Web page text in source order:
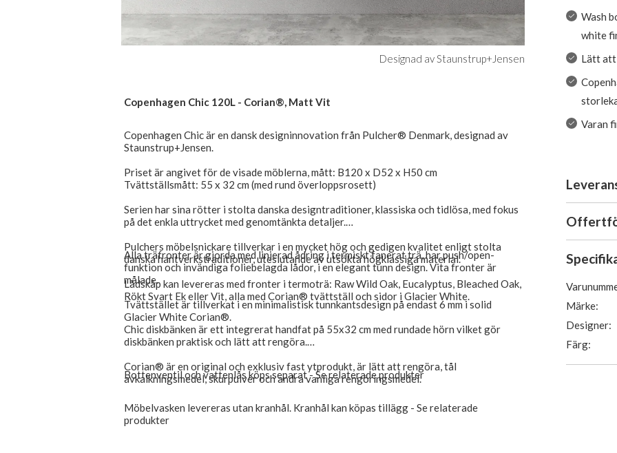
Designad av Staunstrup+Jensen
Copenhagen Chic 120L - Corian®, Matt Vit
Copenhagen Chic är en dansk designinnovation från Pulcher® Denmark, designad av
Staunstrup+Jensen.
Priset är angivet för de visade möblerna, mått: B120 x D52 x H50 cm
Tvättställsmått: 55 x 32 cm (med rund överloppsrosett)
Serien har sina rötter i stolta danska designtraditioner, klassiska och tidlösa, med fokus
på det enkla uttrycket med genomtänkta detaljer.
Pulchers möbelsnickare tillverkar i en mycket hög och gedigen kvalitet enligt stolta
danska hantverkstraditioner, uteslutande av utsökta högklassiga material.
Lådskåp kan levereras med fronter i termoträ: Raw Wild Oak, Eucalyptus, Bleached Oak,
Rökt Svart Ek eller Vit, alla med Corian® tvättställ och sidor i Glacier White.
Alla träfronter är gjorda med linjerad ådring i termiskt fanerat trä, har push/open-
funktion och invändiga foliebelagda lådor, i en elegant tunn design. Vita fronter är
målade.
Tvättstället är tillverkat i en minimalistisk tunnkantsdesign på endast 6 mm i solid
Glacier White Corian®.
Chic diskbänken är ett integrerat handfat på 55x32 cm med rundade hörn vilket gör
diskbänken praktisk och lätt att rengöra.
Corian® är en original och exklusiv fast ytprodukt, är lätt att rengöra, tål
avkalkningsmedel, skurpulver och andra vanliga rengöringsmedel.
Bottenventil och vattenlås köps separat - Se relaterade produkter
Möbelvasken levereras utan kranhål. Kranhål kan köpas tillägg - Se relaterade
produkter
Wash
white
Lätt att
Varan
Märke:
Designer:
Färg: